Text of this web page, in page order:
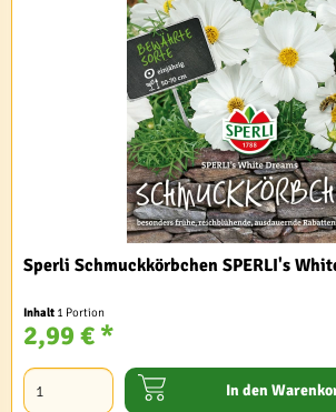
Sperli Schmuckkörbchen SPERLI's
Inhalt 1 Portion
2,99 € *
In den